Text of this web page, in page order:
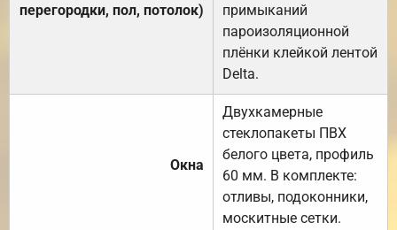
перегородки, пол, потолок)
примыканий
пароизоляционной
плёнки клейкой лентой
Delta.
Окна
Двухкамерные
стеклопакеты ПВХ
белого цвета, профиль
60 мм. В комплекте:
отливы, подоконники,
москитные сетки.